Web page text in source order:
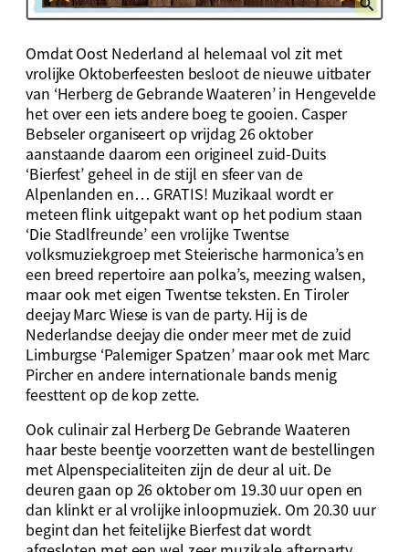
Omdat Oost Nederland al helemaal vol zit met
vrolijke Oktoberfeesten besloot de nieuwe uitbater
van ‘Herberg de Gebrande Waateren’ in Hengevelde
het over een iets andere boeg te gooien. Casper
Bebseler organiseert op vrijdag 26 oktober
aanstaande daarom een origineel zuid-Duits
‘Bierfest’ geheel in de stijl en sfeer van de
Alpenlanden en… GRATIS! Muzikaal wordt er
meteen flink uitgepakt want op het podium staan
‘Die Stadlfreunde’ een vrolijke Twentse
volksmuziekgroep met Steierische harmonica’s en
een breed repertoire aan polka’s, meezing walsen,
maar ook met eigen Twentse teksten. En Tiroler
deejay Marc Wiese is van de party. Hij is de
Nederlandse deejay die onder meer met de zuid
Limburgse ‘Palemiger Spatzen’ maar ook met Marc
Pircher en andere internationale bands menig
feesttent op de kop zette.
Ook culinair zal Herberg De Gebrande Waateren
haar beste beentje voorzetten want de bestellingen
met Alpenspecialiteiten zijn de deur al uit. De
deuren gaan op 26 oktober om 19.30 uur open en
dan klinkt er al vrolijke inloopmuziek. Om 20.30 uur
begint dan het feitelijke Bierfest dat wordt